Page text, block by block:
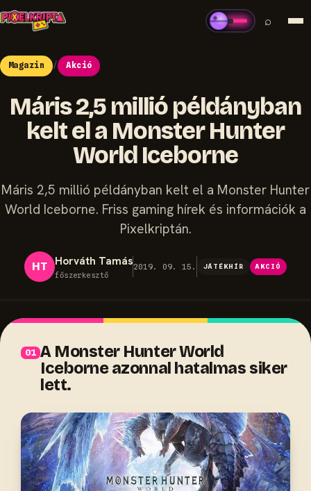
⌕
Magazin / Akció
Máris 2,5 millió példányban
kelt el a Monster Hunter
World Iceborne
Máris 2,5 millió példányban kelt el a Monster Hunter
World Iceborne. Friss gaming hírek és információk a
Pixelkriptán.
HT Horváth Tamás
főszerkesztő
2019. 09. 15. JÁTÉKHÍR AKCIÓ
A Monster Hunter World
Iceborne azonnal hatalmas siker
lett.